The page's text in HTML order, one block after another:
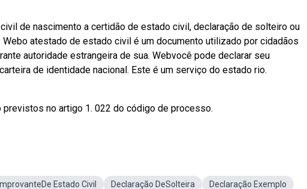
de nascimento a certidão de estado civil, declaração de solteiro ou
atestado de estado civil é um documento utilizado por cidadãos
autoridade estrangeira de sua. Webvocê pode declarar seu
de identidade nacional. Este é um serviço do estado rio.
no artigo 1. 022 do código de processo.
Estado Civil Declaração DeSolteira
Declaração Exemplo